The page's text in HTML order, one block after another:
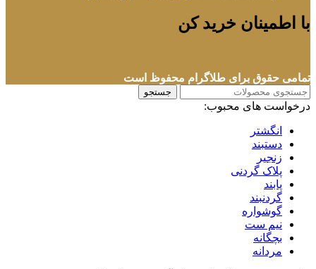
با اطمینان خرید کن
تمامی حقوق برای طلاگرام محفوظ است
جستجو
درخواست های محبوب:
انگشتر
دستبند
زنجیر
پلاک گردنی
پابند
گردنبند
گوشواره
نیم ست
بچگانه
مردانه